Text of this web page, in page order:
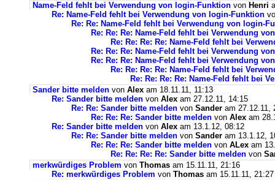
Name-Feld fehlt bei Verwendung von login-Funktion von Henri
Re: Name-Feld fehlt bei Verwendung von login-Funktion
Re: Re: Name-Feld fehlt bei Verwendung von login-
Re: Re: Re: Name-Feld fehlt bei Verwendung
Re: Re: Re: Re: Name-Feld fehlt bei
Re: Re: Re: Name-Feld fehlt bei Verwendung
Re: Re: Re: Name-Feld fehlt bei Verwendung
Re: Re: Re: Re: Name-Feld fehlt bei
Re: Re: Re: Re: Name-Feld fehlt bei
Sander bitte melden von Alex am 18.11.11, 11:13
Re: Sander bitte melden von Alex am 27.12.11, 14:15
Re: Re: Sander bitte melden von Sander am 27.12.11,
Re: Re: Re: Sander bitte melden von Alex am
Re: Sander bitte melden von Alex am 13.1.12, 08:12
Re: Re: Sander bitte melden von Sander am 13.1.12,
Re: Re: Re: Sander bitte melden von ALex am
Re: Re: Re: Re: Sander bitte melden von
merkwürdiges Problem von Thomas am 15.11.11, 21:16
Re: merkwürdiges Problem von Thomas am 15.11.11, 21:27